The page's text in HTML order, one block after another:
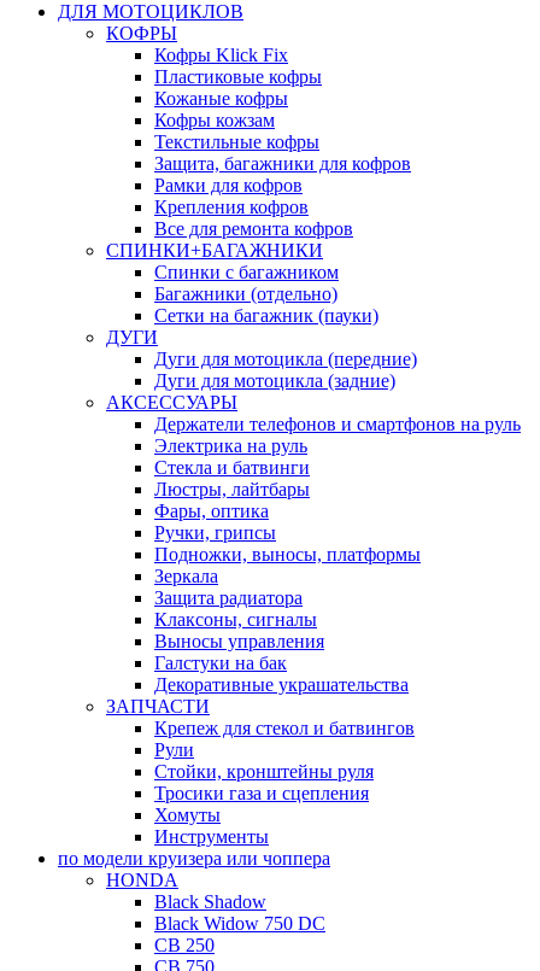
ДЛЯ МОТОЦИКЛОВ
КОФРЫ
Кофры Klick Fix
Пластиковые кофры
Кожаные кофры
Кофры кожзам
Текстильные кофры
Защита, багажники для кофров
Рамки для кофров
Крепления кофров
Все для ремонта кофров
СПИНКИ+БАГАЖНИКИ
Спинки с багажником
Багажники (отдельно)
Сетки на багажник (пауки)
ДУГИ
Дуги для мотоцикла (передние)
Дуги для мотоцикла (задние)
АКСЕССУАРЫ
Держатели телефонов и смартфонов на руль
Электрика на руль
Стекла и батвинги
Люстры, лайтбары
Фары, оптика
Ручки, грипсы
Подножки, выносы, платформы
Зеркала
Защита радиатора
Клаксоны, сигналы
Выносы управления
Галстуки на бак
Декоративные украшательства
ЗАПЧАСТИ
Крепеж для стекол и батвингов
Рули
Стойки, кронштейны руля
Тросики газа и сцепления
Хомуты
Инструменты
по модели круизера или чоппера
HONDA
Black Shadow
Black Widow 750 DC
CB 250
CB 750